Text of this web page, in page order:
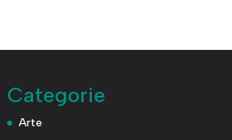
Categorie
Arte